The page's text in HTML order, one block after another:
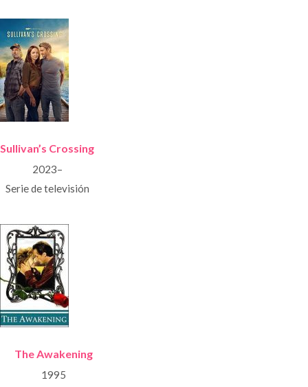
Sullivan’s Crossing
2023–
Serie de televisión
The Awakening
1995